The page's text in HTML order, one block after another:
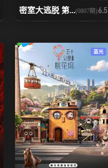
密室大逃脱 第...(0807期)6.5
蓝光